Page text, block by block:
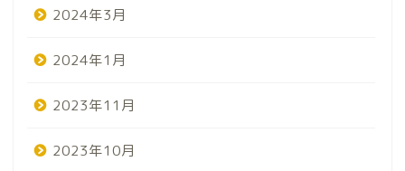
2024年3月
2024年1月
2023年11月
2023年10月